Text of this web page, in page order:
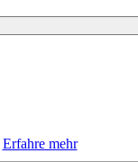
Erfahre mehr